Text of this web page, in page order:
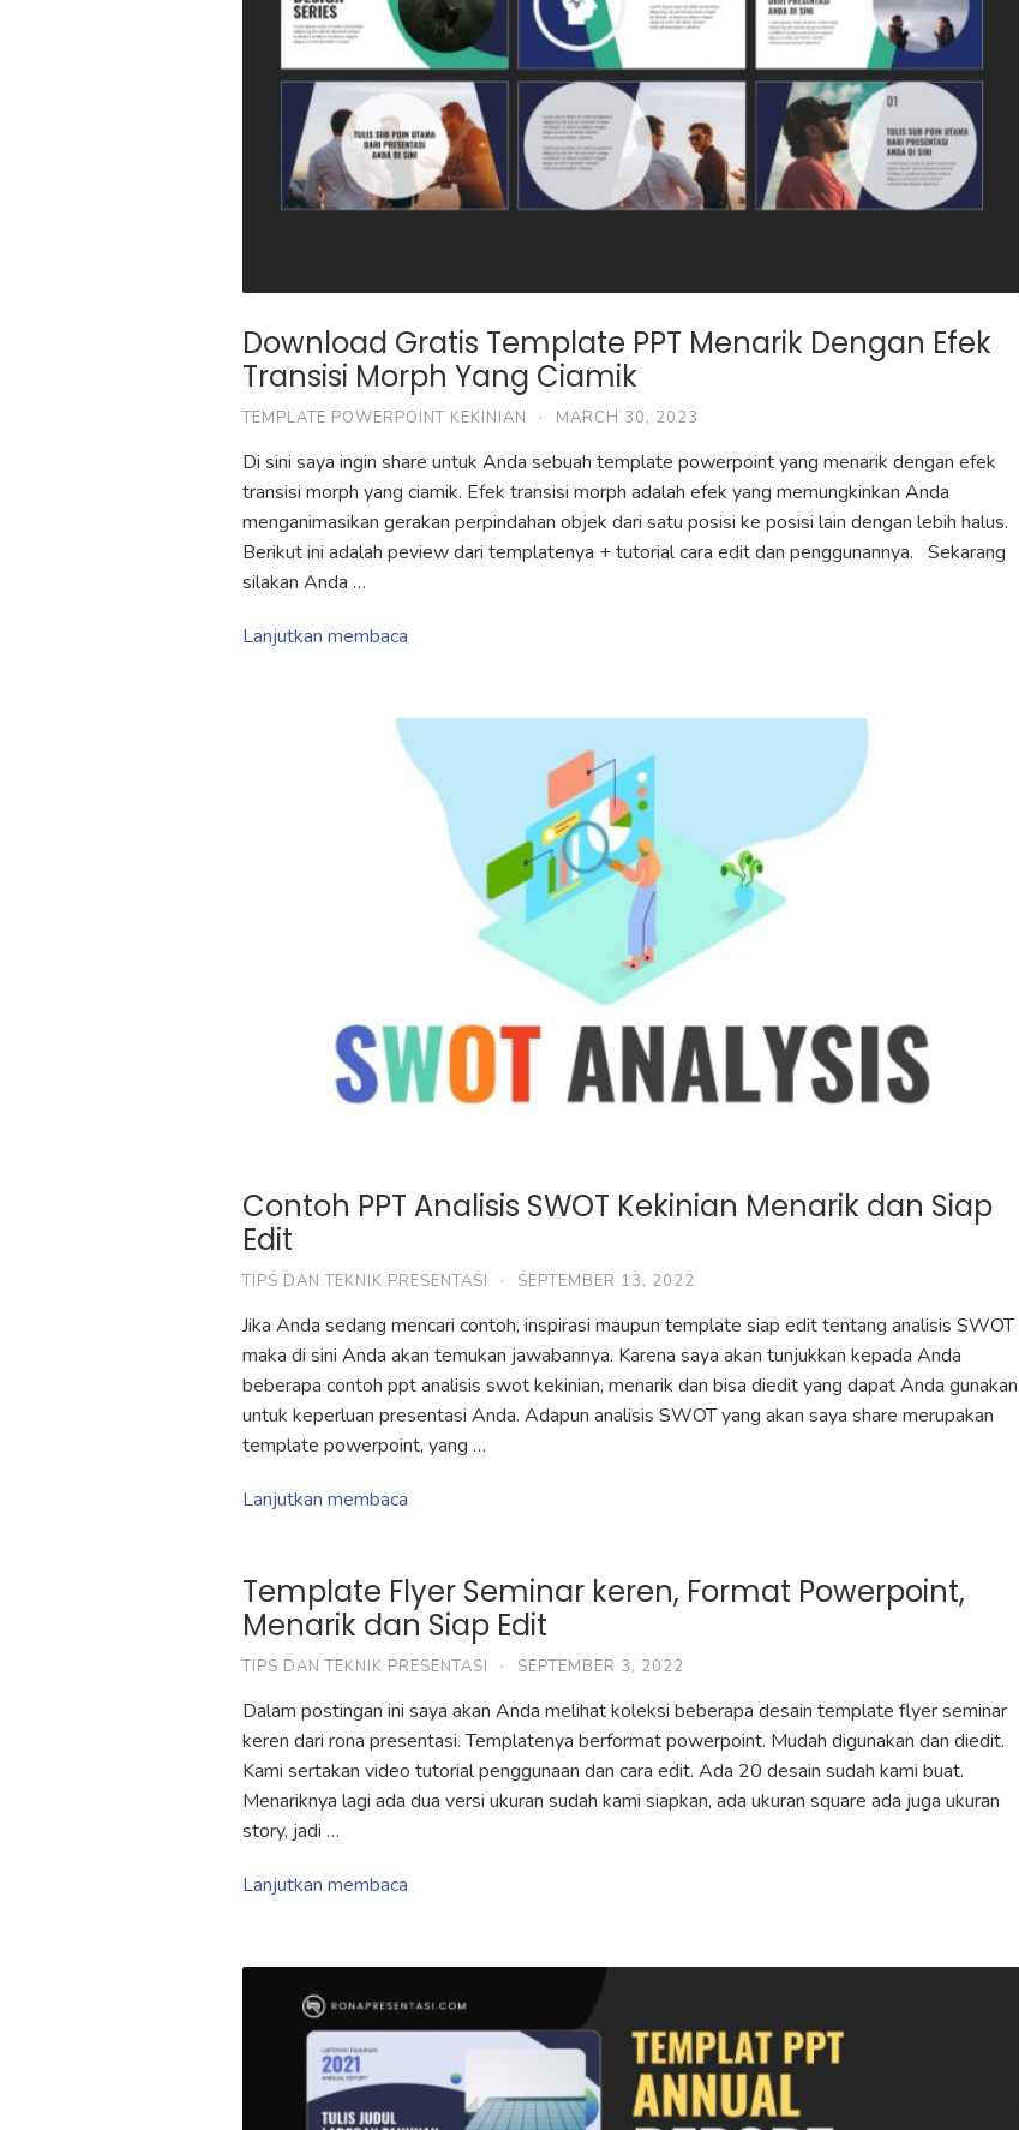
Download Gratis Template PPT Menarik Dengan Efek
Transisi Morph Yang Ciamik
TEMPLATE POWERPOINT KEKINIAN · MARCH 30, 2023
Di sini saya ingin share untuk Anda sebuah template powerpoint yang menarik dengan efek
transisi morph yang ciamik. Efek transisi morph adalah efek yang memungkinkan Anda
menganimasikan gerakan perpindahan objek dari satu posisi ke posisi lain dengan lebih halus.
Berikut ini adalah peview dari templatenya + tutorial cara edit dan penggunannya. Sekarang
silakan Anda …
Lanjutkan membaca
Contoh PPT Analisis SWOT Kekinian Menarik dan Siap
Edit
TIPS DAN TEKNIK PRESENTASI · SEPTEMBER 13, 2022
Jika Anda sedang mencari contoh, inspirasi maupun template siap edit tentang analisis SWOT
maka di sini Anda akan temukan jawabannya. Karena saya akan tunjukkan kepada Anda
beberapa contoh ppt analisis swot kekinian, menarik dan bisa diedit yang dapat Anda gunakan
untuk keperluan presentasi Anda. Adapun analisis SWOT yang akan saya share merupakan
template powerpoint, yang …
Lanjutkan membaca
Template Flyer Seminar keren, Format Powerpoint,
Menarik dan Siap Edit
TIPS DAN TEKNIK PRESENTASI · SEPTEMBER 3, 2022
Dalam postingan ini saya akan Anda melihat koleksi beberapa desain template flyer seminar
keren dari rona presentasi. Templatenya berformat powerpoint. Mudah digunakan dan diedit.
Kami sertakan video tutorial penggunaan dan cara edit. Ada 20 desain sudah kami buat.
Menariknya lagi ada dua versi ukuran sudah kami siapkan, ada ukuran square ada juga ukuran
story, jadi …
Lanjutkan membaca